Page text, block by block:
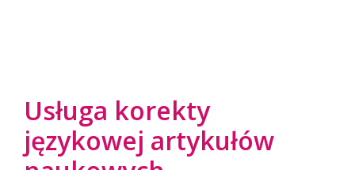
Usługa korekty
językowej artykułów